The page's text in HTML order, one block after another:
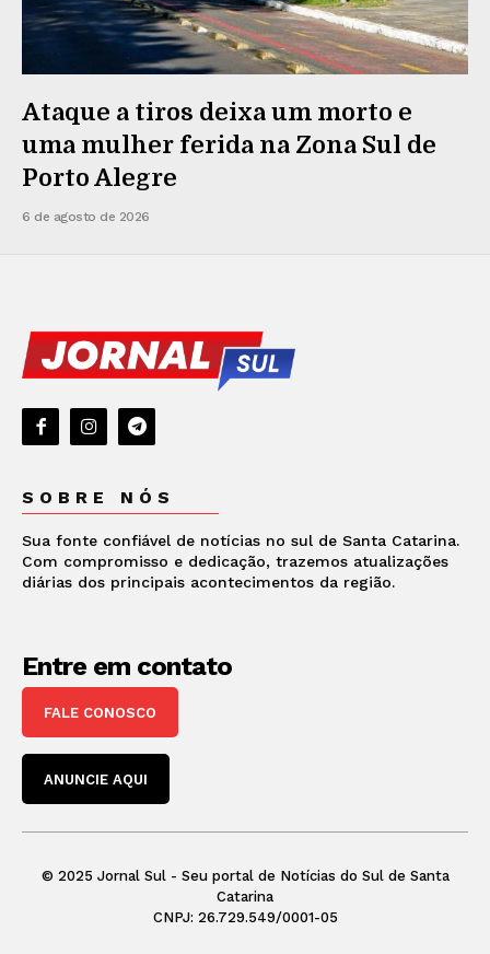
Ataque a tiros deixa um morto e
uma mulher ferida na Zona Sul de
Porto Alegre
6 de agosto de 2026
SOBRE NÓS
Sua fonte confiável de notícias no sul de Santa Catarina.
Com compromisso e dedicação, trazemos atualizações
diárias dos principais acontecimentos da região.
Entre em contato
FALE CONOSCO
ANUNCIE AQUI
© 2025 Jornal Sul - Seu portal de Notícias do Sul de Santa
Catarina
CNPJ: 26.729.549/0001-05